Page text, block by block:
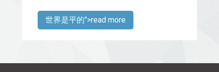
世界是平的">read more